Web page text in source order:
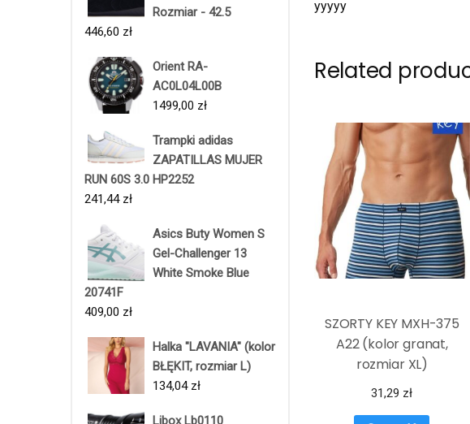
Rozmiar - 42.5
446,60 zł
Orient RA-
AC0L04L00B
1499,00 zł
Trampki adidas
ZAPATILLAS MUJER
RUN 60S 3.0 HP2252
241,44 zł
Asics Buty Women S
Gel-Challenger 13
White Smoke Blue
20741F
409,00 zł
Halka "LAVANIA" (kolor
BŁĘKIT, rozmiar L)
134,04 zł
Libox Lb0110
yyyyy
Related
SZORTY KEY MXH-375
A22 (kolor granat,
rozmiar XL)
31,29 zł